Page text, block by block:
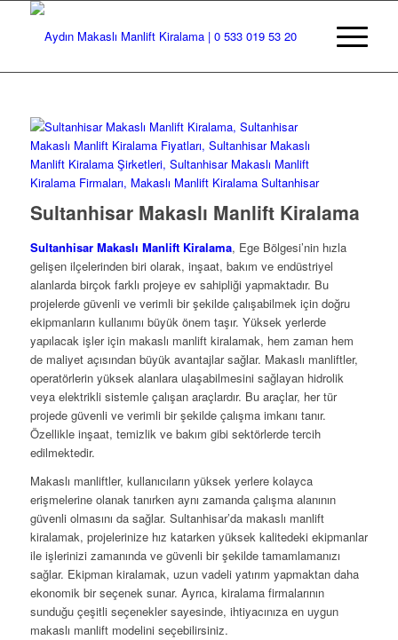
Sultanhisar Makaslı Manlift Kiralama
Sultanhisar Makaslı Manlift Kiralama, Ege Bölgesi’nin hızla
gelişen ilçelerinden biri olarak, inşaat, bakım ve endüstriyel
alanlarda birçok farklı projeye ev sahipliği yapmaktadır. Bu
projelerde güvenli ve verimli bir şekilde çalışabilmek için doğru
ekipmanların kullanımı büyük önem taşır. Yüksek yerlerde
yapılacak işler için makaslı manlift kiralamak, hem zaman hem
de maliyet açısından büyük avantajlar sağlar. Makaslı manliftler,
operatörlerin yüksek alanlara ulaşabilmesini sağlayan hidrolik
veya elektrikli sistemle çalışan araçlardır. Bu araçlar, her tür
projede güvenli ve verimli bir şekilde çalışma imkanı tanır.
Özellikle inşaat, temizlik ve bakım gibi sektörlerde tercih
edilmektedir.
Makaslı manliftler, kullanıcıların yüksek yerlere kolayca
erişmelerine olanak tanırken aynı zamanda çalışma alanının
güvenli olmasını da sağlar. Sultanhisar’da makaslı manlift
kiralamak, projelerinize hız katarken yüksek kalitedeki ekipmanlar
ile işlerinizi zamanında ve güvenli bir şekilde tamamlamanızı
sağlar. Ekipman kiralamak, uzun vadeli yatırım yapmaktan daha
ekonomik bir seçenek sunar. Ayrıca, kiralama firmalarının
sunduğu çeşitli seçenekler sayesinde, ihtiyacınıza en uygun
makaslı manlift modelini seçebilirsiniz.